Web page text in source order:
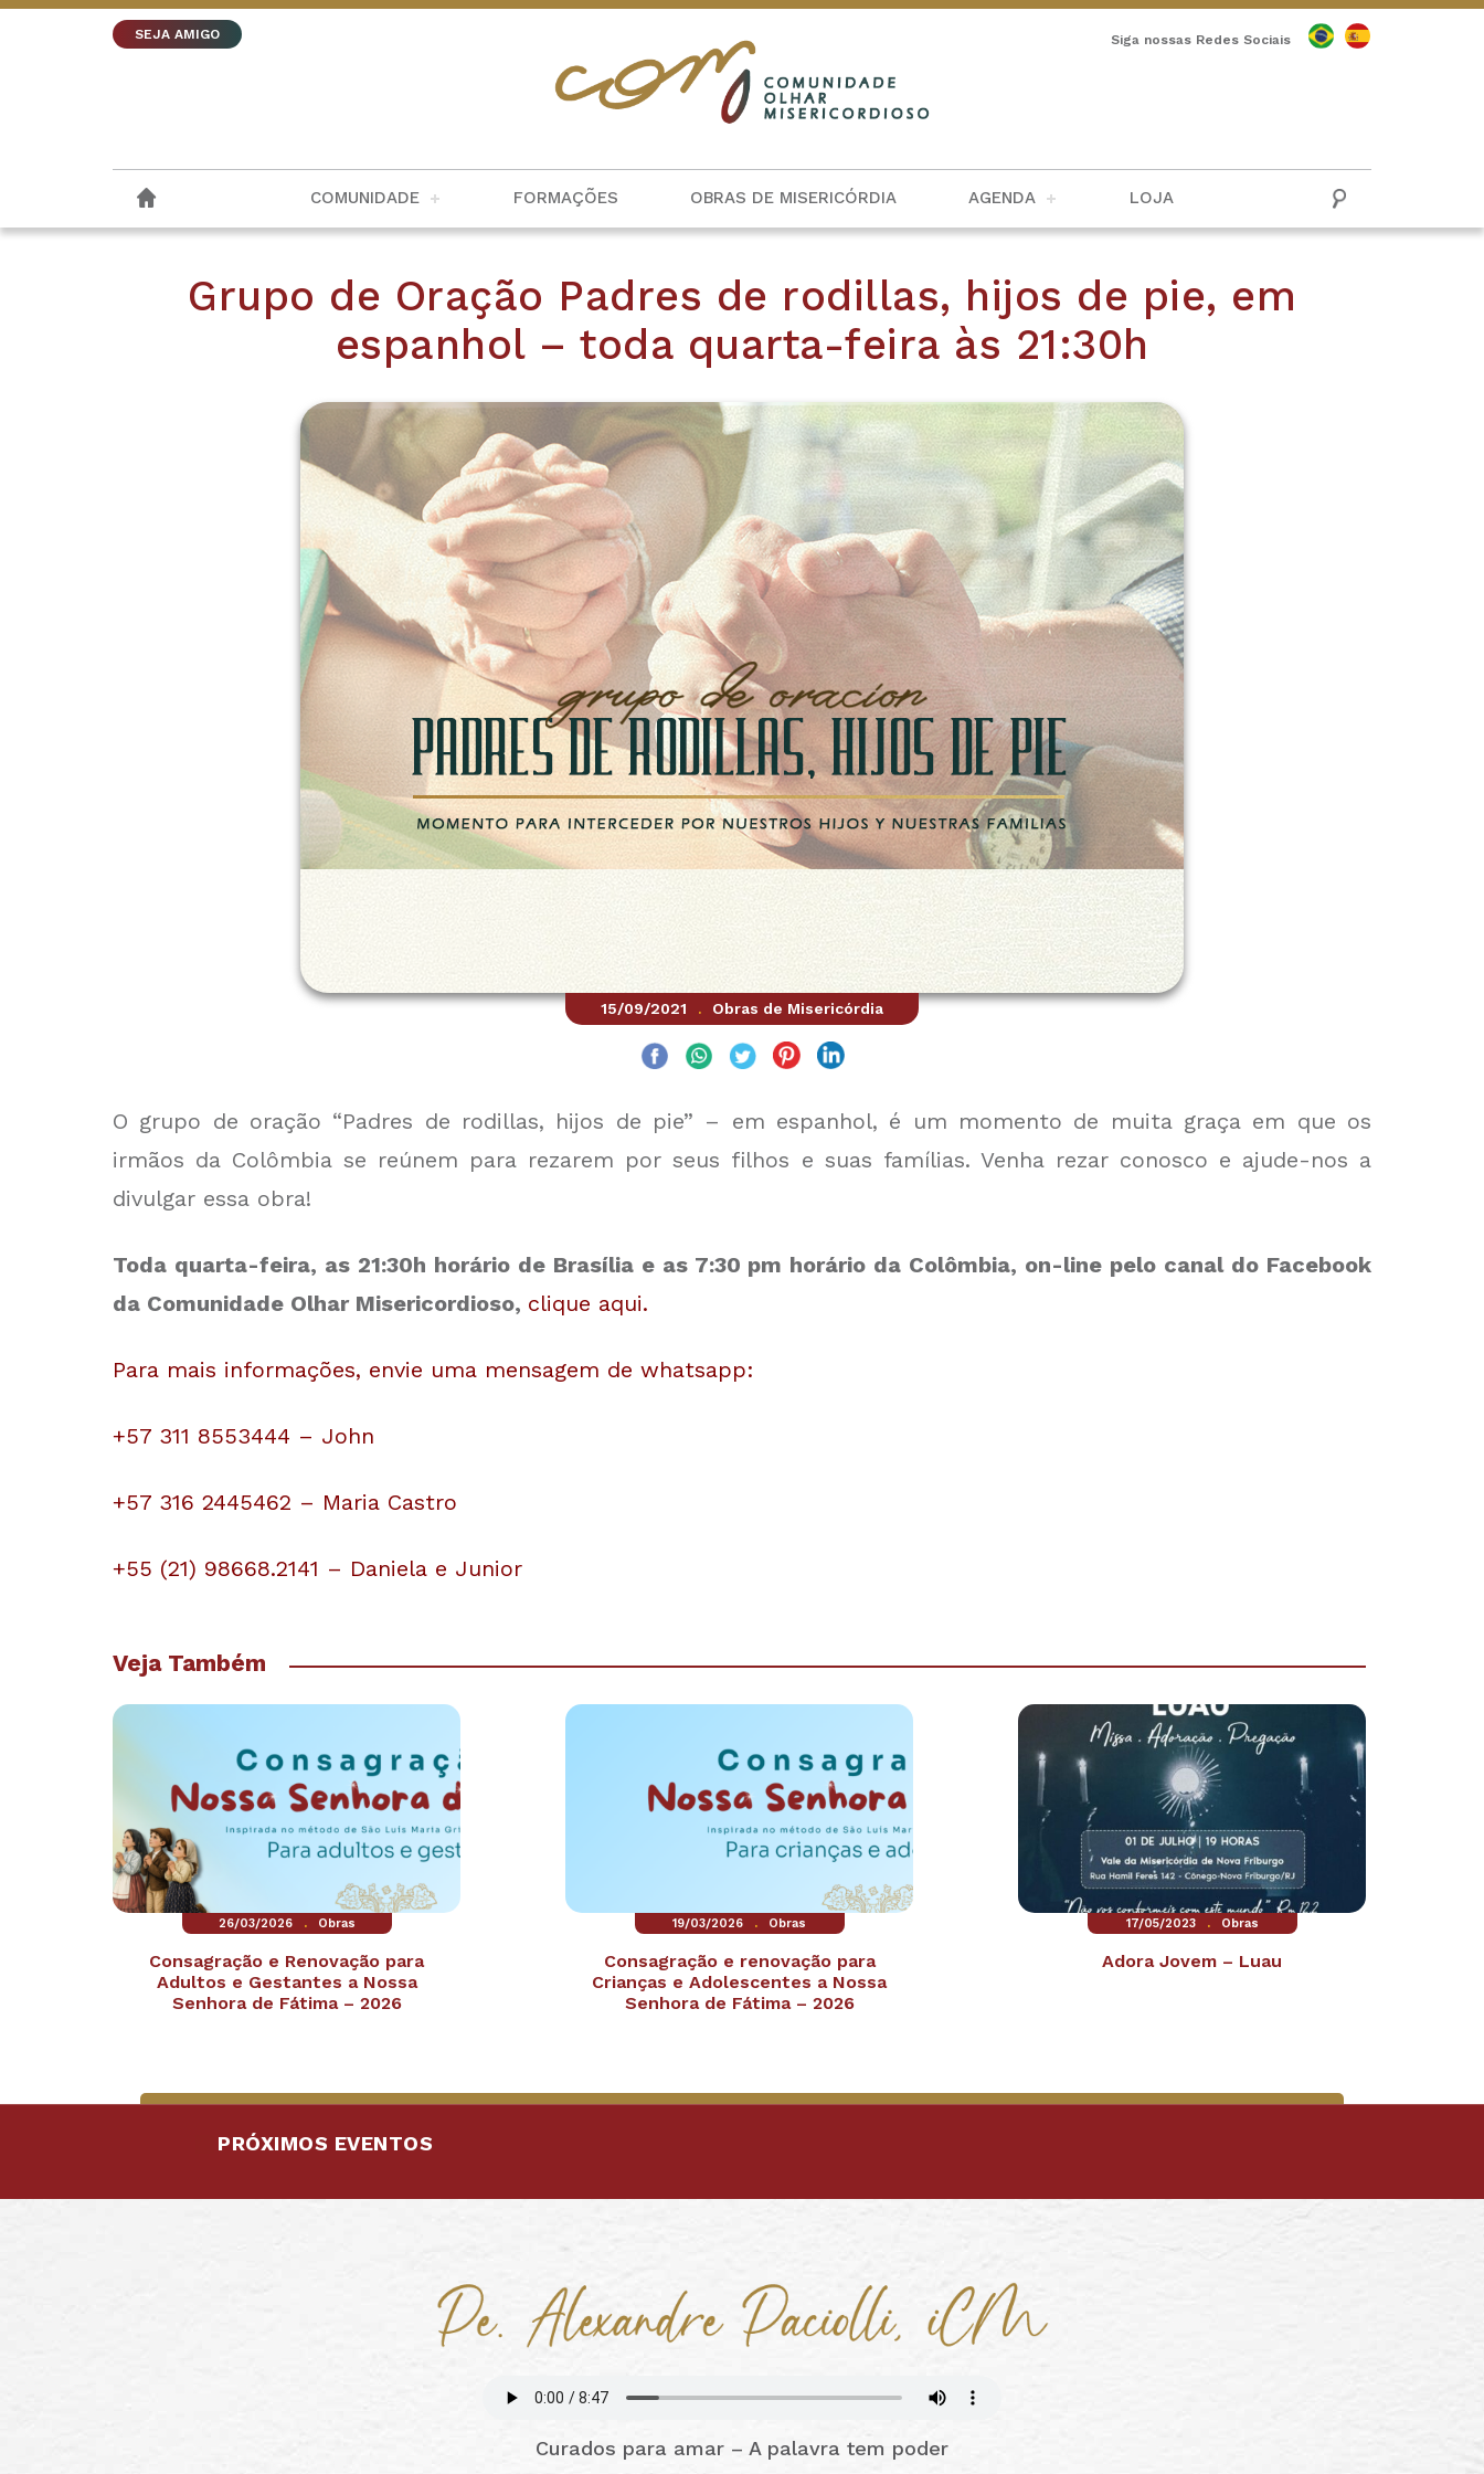
SEJA AMIGO Siga nossas Redes Sociais
COMUNIDADE FORMAÇÕES OBRAS DE MISERICÓRDIA AGENDA LOJA
Grupo de Oração Padres de rodillas, hijos de pie, em
espanhol – toda quarta-feira às 21:30h
15/09/2021 . Obras de Misericórdia
O grupo de oração “Padres de rodillas, hijos de pie” – em espanhol, é um momento de muita graça em que os
irmãos da Colômbia se reúnem para rezarem por seus filhos e suas famílias. Venha rezar conosco e ajude-nos a
divulgar essa obra!
Toda quarta-feira, as 21:30h horário de Brasília e as 7:30 pm horário da Colômbia, on-line pelo canal do Facebook
da Comunidade Olhar Misericordioso, clique aqui.
Para mais informações, envie uma mensagem de whatsapp:
+57 311 8553444 – John
+57 316 2445462 – Maria Castro
+55 (21) 98668.2141 – Daniela e Junior
Veja Também
26/03/2026 . Obras
Consagração e Renovação para
Adultos e Gestantes a Nossa
Senhora de Fátima – 2026
19/03/2026 . Obras
Consagração e renovação para
Crianças e Adolescentes a Nossa
Senhora de Fátima – 2026
17/05/2023 . Obras
Adora Jovem – Luau
PRÓXIMOS EVENTOS
Curados para amar – A palavra tem poder